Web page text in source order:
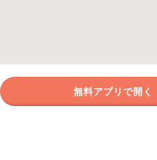
無料アプリで開く